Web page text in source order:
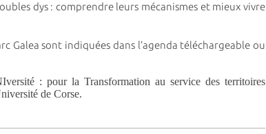
dys : comprendre leurs mécanismes et mieux vivre
Galea sont indiquées dans l’agenda téléchargeable ou
: pour la Transformation au service des territoires
de Corse.